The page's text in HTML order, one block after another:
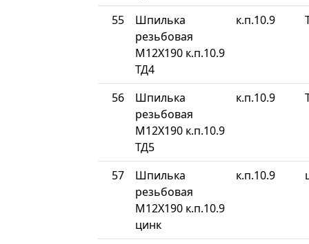
55
Шпилька
резьбовая
М12Х190 к.п.10.9
ТД4
к.п.10.9
56
Шпилька
резьбовая
М12Х190 к.п.10.9
ТД5
к.п.10.9
57
Шпилька
резьбовая
М12Х190 к.п.10.9
цинк
к.п.10.9